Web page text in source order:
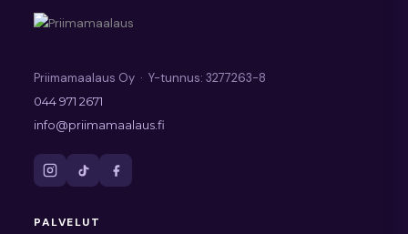
Priimamaalaus Oy · Y-tunnus: 3277263-8
044 971 2671
info@priimamaalaus.fi
PALVELUT